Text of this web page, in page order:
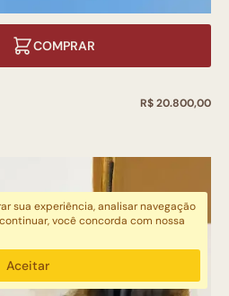
COMPRAR
R$ 20.800,00
sua experiência, analisar navegação
você concorda com nossa
Aceitar